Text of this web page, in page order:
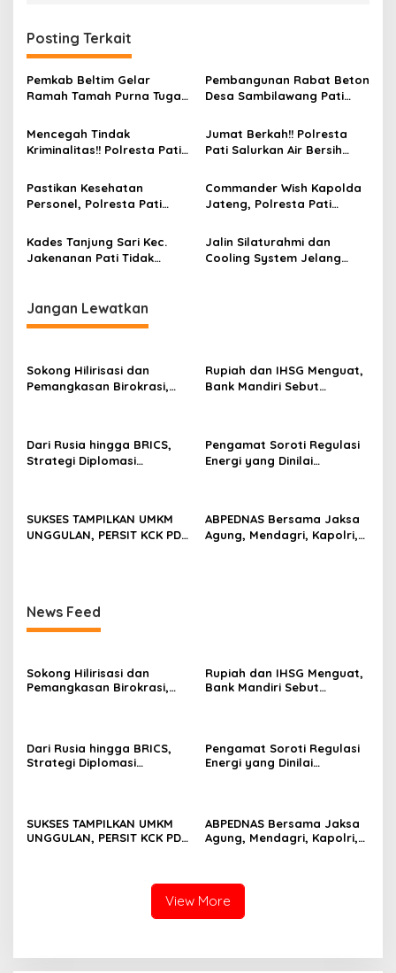
Posting Terkait
Pemkab Beltim Gelar
Ramah Tamah Purna Tugas
Pembangunan Rabat Beton
Desa Sambilawang Pati
Anggaran Silum
Mencegah Tindak
Kriminalitas!! Polresta Pati
Jumat Berkah!! Polresta
Pati Salurkan Air Bersih
Pastikan Kesehatan
Personel, Polresta Pati
Commander Wish Kapolda
Jateng, Polresta Pati
Bersih Untuk Warga yang
Terdampak Kekeringan
Kades Tanjung Sari Kec.
Jakenanan Pati Tidak
Desa TA 2023 – 2024
Jalin Silaturahmi dan
Cooling System Jelang
Jangan Lewatkan
Sokong Hilirisasi dan
Pemangkasan Birokrasi,
Rupiah dan IHSG Menguat,
Bank Mandiri Sebut
Dari Rusia hingga BRICS,
Strategi Diplomasi
Pengamat Soroti Regulasi
Energi yang Dinilai
SUKSES TAMPILKAN UMKM
UNGGULAN, PERSIT KCK PD
ABPEDNAS Bersama Jaksa
Agung, Mendagri, Kapolri,
News Feed
Sokong Hilirisasi dan
Pemangkasan Birokrasi,
Rupiah dan IHSG Menguat,
Bank Mandiri Sebut
Dari Rusia hingga BRICS,
Strategi Diplomasi
Pengamat Soroti Regulasi
Energi yang Dinilai
SUKSES TAMPILKAN UMKM
UNGGULAN, PERSIT KCK PD
ABPEDNAS Bersama Jaksa
Agung, Mendagri, Kapolri,
View More